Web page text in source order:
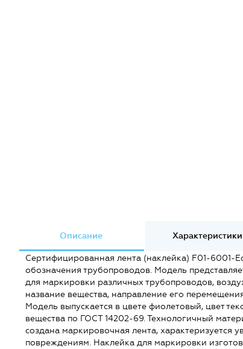
Описание Характеристики
Сертифицированная лента (наклейка) F01-6001-
обозначения трубопроводов. Модель
для маркировки различных трубопроводов,
название вещества, направление его
Модель выпускается в цвете фиолетовый, цвет
вещества по ГОСТ 14202-69. Технологичный
создана маркировочная лента, характеризуется
повреждениям. Наклейка для маркировки